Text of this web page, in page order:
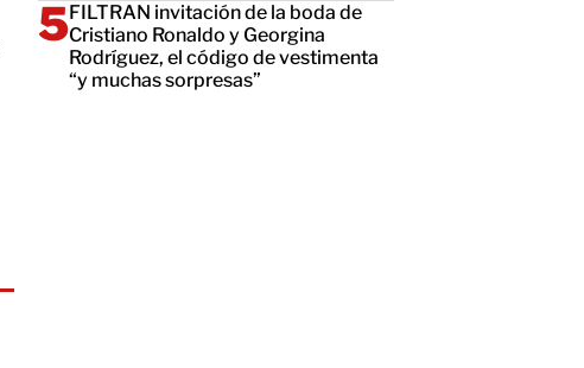
FILTRAN invitación de la boda de
Cristiano Ronaldo y Georgina
Rodríguez, el código de vestimenta
“y muchas sorpresas”